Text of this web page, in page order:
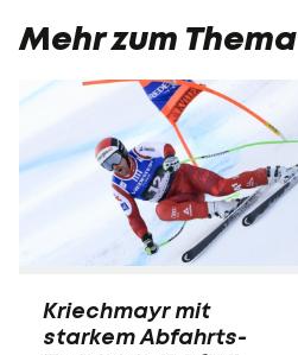
Mehr zum Thema
Kriechmayr mit
starkem Abfahrts-